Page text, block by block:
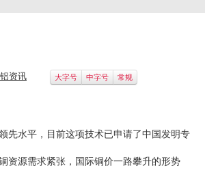
铝资讯 大字号 中字号 常规
水平，目前这项技术已申请了中国发明专
源需求紧张，国际铜价一路攀升的形势